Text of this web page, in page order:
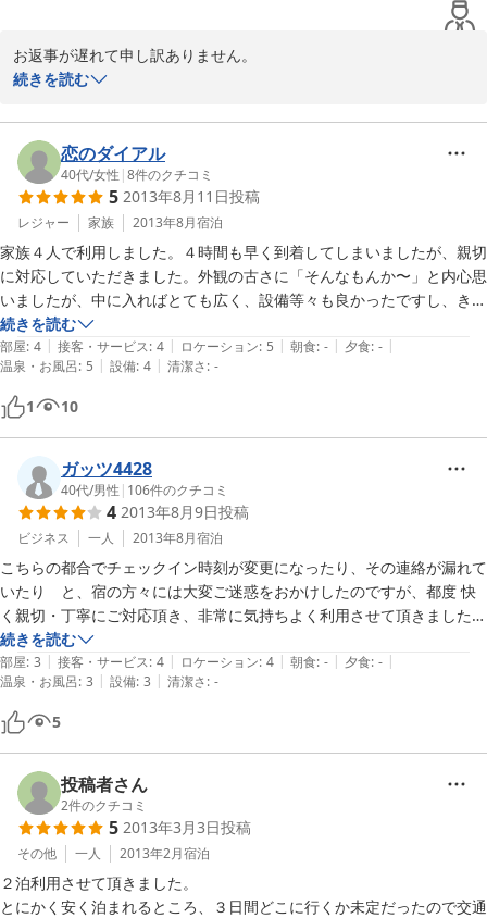
・無線インターネットが繋がらない
部屋備え付けパンフレット記載のSSIDが見つかりません。
ホコリが…。テレビ台とか、ちゃんと拭いておられますでしょうか。
・ティーセットがない
まあいいんですけど、湯沸かしポットがあるのに
カップもティーバッグもないのは半端じゃないでしょうか。カップラ
ーメン用？
暖かいお茶が冬は飲みたくなりますので、カップを借りに食堂に行き
ました。
・社員同士の情報共有が行き届いていない
チェックイン時、私が泊まる部屋番号が分からないスタッフしか居な
いって、どういう事ですか…。
お返事が遅れて申し訳ありません。
この度は弊旅館をご利用頂きまして誠に有難うございました。Wifi
て、ＳＳＩＤはGuest1, Guest7A0A　パスワード無しになっており
ました。パンフレット記載が間に合いませんでご不便をおかけいた
しました。ティーセットにつきましては、他のお部屋ですとついて
おります。代わりに食堂のコーヒーコーナーで無料で24時間後利用
になれます。これもチェックインの際にご案内しているのですが、
この日案内した者が不慣れで申し訳ありませんでした。またのお越
しをお待ちしております。
2015-03-05
続きを読む
恋のダイアル
40代/女性 |8件のクチコミ
5 2013年8月11日投稿
レジャー 家族 2013年8月宿泊
家族４人で利用しました。４時間も早く到着してしまいましたが、親切
に対応していただきました。外観の古さに「そんなもんか〜」と内心思
いましたが、中に入ればとても広く、設備等々も良かったですし、きち
んと整理整頓されていました。到着が早かったためクーラーが入ってお
らず、大変蒸し暑いお部屋だったのですが、外出から戻ってきたらしっ
かりと冷えておりました。とにかく、外観とは違うお部屋の中身で大変
良かったです。敢えていえば、部屋のスリッパが３足しかなかった事。
裸足でいた娘の足がザラザラして、目立たないホコリか砂(？）があっ
た事くらいでしょうか。それも大した不満ではなく、とても快適に過ご
させていただきました。ありがとうございました。
続きを読む
部屋: 4 | 接客・サービス: 4 | ロケーション: 5 | 朝食: - | 夕食: - |
温泉・お風呂: 5 | 設備: 4 | 清潔さ: -
1 10
ガッツ4428
40代/男性 | 106件のクチコミ
4 2013年8月9日投稿
ビジネス 一人 2013年8月宿泊
こちらの都合でチェックイン時刻が変更になったり、その連絡が漏れて
いたり　と、宿の方々には大変ご迷惑をおかけしたのですが、都度 快
く親切・丁寧にご対応頂き、非常に気持ちよく利用させて頂きました♪
本当にありがとうございました！
続きを読む
部屋: 3 | 接客・サービス: 4 | ロケーション: 4 | 朝食: - | 夕食: - |
温泉・お風呂: 3 | 設備: 3 | 清潔さ: -
5
投稿者さん
2件のクチコミ
5 2013年3月3日投稿
その他 一人 2013年2月宿泊
２泊利用させて頂きました。
とにかく安く泊まれるところ、３日間どこに行くか未定だったので交通